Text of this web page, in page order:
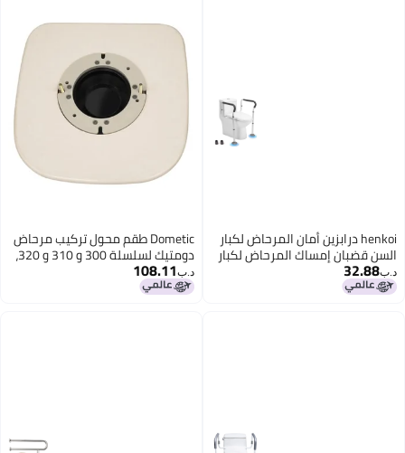
henkoi درابزين أمان المرحاض لكبار
السن قضبان إمساك المرحاض لكبار
السن وذوي الإعاقة مقابض
المرحاض لكبار السن مع عرض
د.ب‏32.88
Dometic طقم محول تركيب مرحاض
دومتيك لسلسلة 300 و 310 و 320،
لون عظمى
د.ب‏108.11